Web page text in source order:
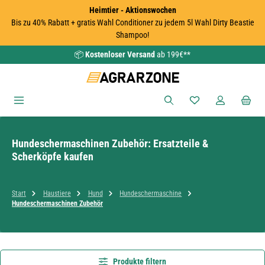
Heimtier - Aktionswochen
Bis zu 40% Rabatt + gratis Wahl Conditioner zu jedem 5l Wahl Dirty Beastie
Shampoo!
📦Kostenloser Versand ab 199€**
Du hast 0
Hundeschermaschinen Zubehör: Ersatzteile &
Scherköpfe kaufen
Start Haustiere Hund
Hundeschermaschine
Hundeschermaschinen Zubehör
Produkte filtern